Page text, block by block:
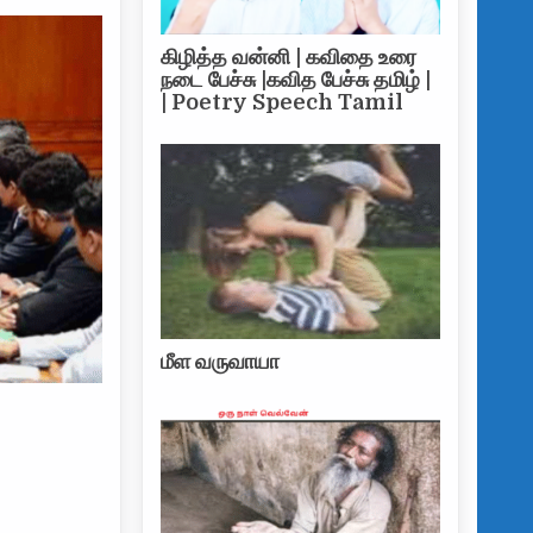
கிழித்த வன்னி | கவிதை உரை
நடை பேச்சு |கவித பேச்சு தமிழ் |
| Poetry Speech Tamil
மீள வருவாயா